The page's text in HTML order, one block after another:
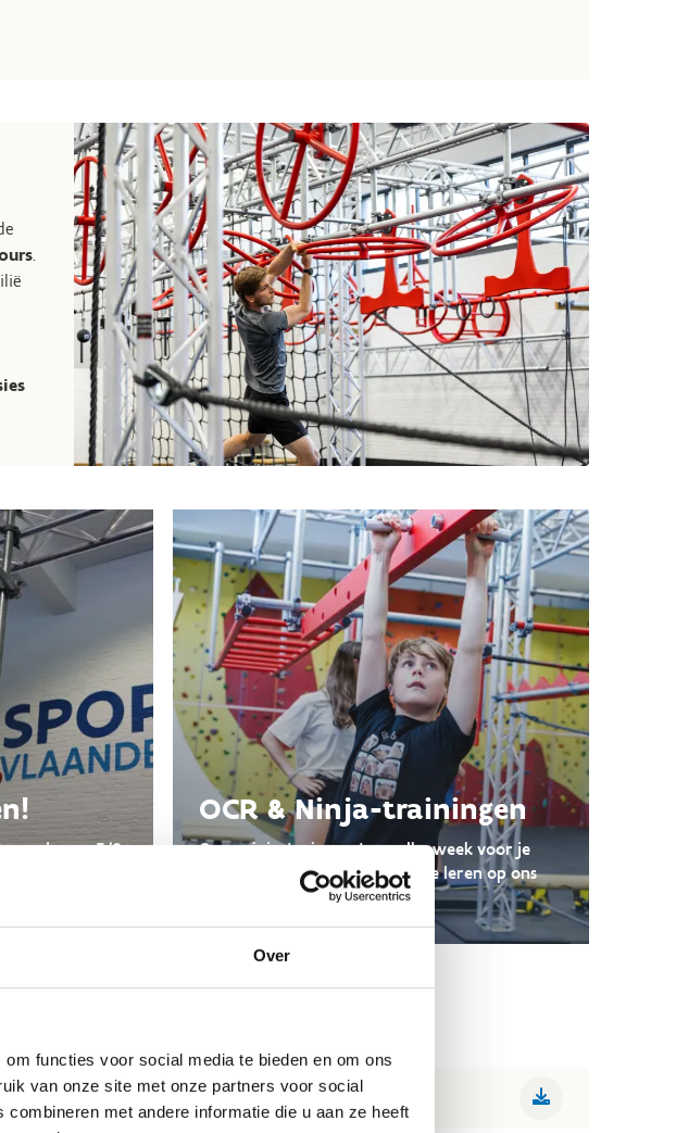
Over
functies voor social media te bieden en om ons
van onze site met onze partners voor social
met andere informatie die u aan ze heeft
.
worden op 7/3.
OCR & Ninja-trainingen
Onze ninja-trainers staan elke week voor je
klaar om je de nieuwste skills te leren op ons
ninja warrior-parcours.